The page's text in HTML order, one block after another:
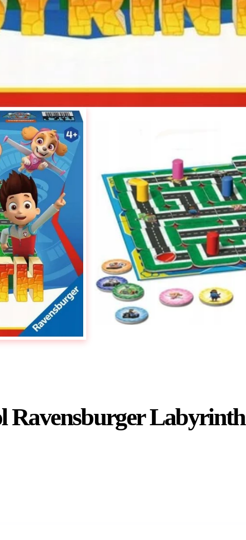
Ravensburger Labyrinth